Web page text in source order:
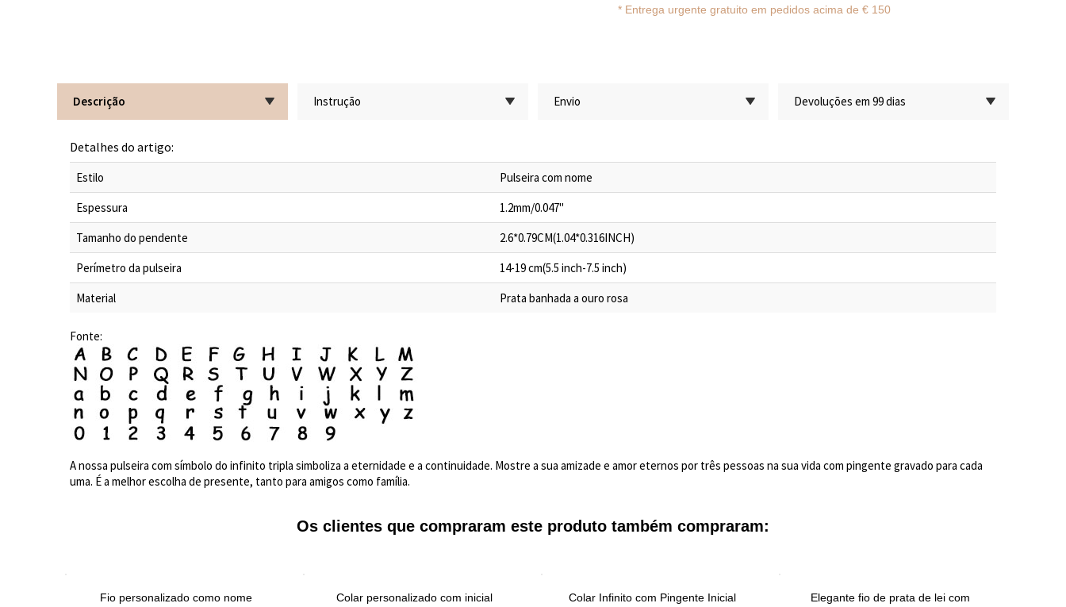
* Entrega urgente gratuito em pedidos acima de € 150
Descrição Instrução Envio Devoluções em 99 dias
Detalhes do artigo:
Estilo
Pulseira com nome
Espessura
1.2mm/0.047"
Tamanho do pendente
2.6*0.79CM(1.04*0.316INCH)
Perímetro da pulseira
14-19 cm(5.5 inch-7.5 inch)
Material
Prata banhada a ouro rosa
Fonte:
A nossa pulseira com símbolo do infinito tripla simboliza a eternidade e a continuidade. Mostre a sua amizade e amor eternos por três pessoas na sua vida com pingente gravado para cada
uma. É a melhor escolha de presente, tanto para amigos como família.
Os clientes que compraram este produto também compraram:
Fio personalizado como nome
Colar personalizado com inicial
Colar Infinito com Pingente Inicial
Elegante fio de prata de lei com